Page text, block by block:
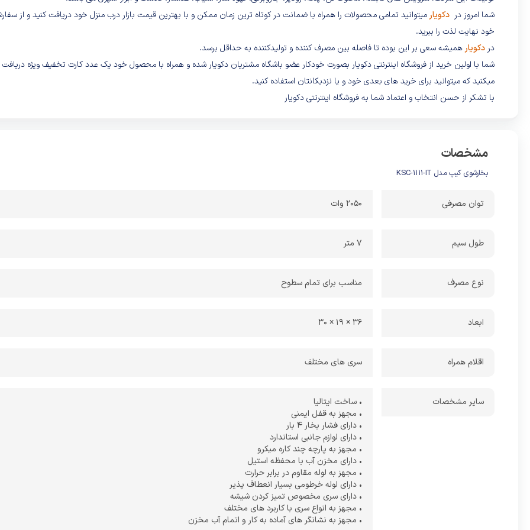
شما امروز در دکویار میتوانید تمامی محصولات را همراه با ضمانت در کوتاه ترین زمان ممکن و با بهترین قیمت بازار درب منزل خود دریافت کنید و از
خود نهایت لذت را ببرید.
در دکویار همیشه سعی بر این بوده تا فاصله بین مصرف کننده و تولیدکننده به حداقل برسد.
شما با اولین خرید از فروشگاه اینترنتی دکویار بصورت خودکار عضو باشگاه مشتریان دکویار شده و همراه با محصول خود یک عدد کارت تخفیف ویژه دریافت
میکنید که میتوانید برای خرید های بعدی خود و یا نزدیکانتان استفاده کنید.
با تشکر از حسن انتخاب و اعتماد شما به فروشگاه اینترنتی دکویار
مشخصات
بخارشوی کیپ مدل KSC-1111-IT
توان مصرفی 2050 وات
طول سیم 7 متر
نوع مصرف مناسب برای تمام سطوح
ابعاد 36 × 19 × 30
اقلام همراه سری های مختلف
سایر مشخصات
• ساخت ایتالیا
• مجهز به قفل ایمنی
• دارای فشار بخار 4 بار
• دارای لوازم جانبی استاندارد
• مجهز به پارچه چند کاره میکرو
• دارای مخزن آب با محفظه استیل
• مجهز به لوله مقاوم در برابر حرارت
• دارای لوله خرطومی بسیار انعطاف پذیر
• دارای سری مخصوص تمیز کردن شیشه
• مجهز به انواع سری با کاربرد های مختلف
• مجهز به نشانگر های آماده به کار و اتمام آب مخزن